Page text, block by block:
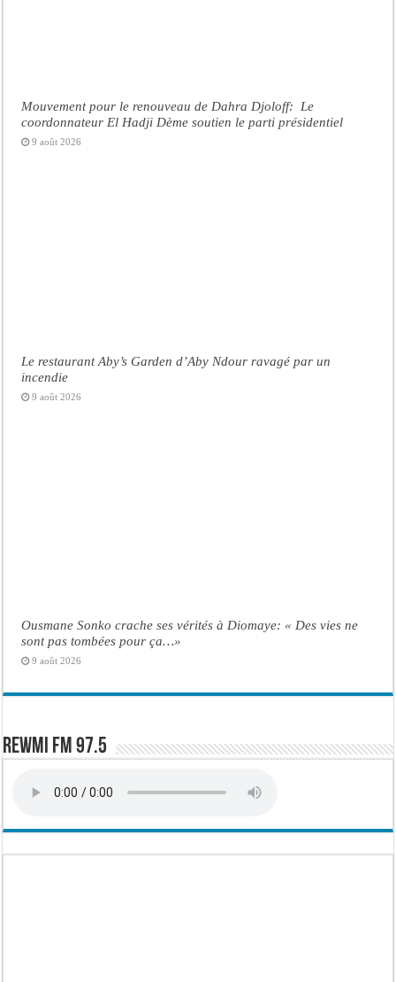
Mouvement pour le renouveau de Dahra Djoloff: Le
coordonnateur El Hadji Dème soutien le parti présidentiel
9 août 2026
Le restaurant Aby’s Garden d’Aby Ndour ravagé par un
incendie
9 août 2026
Ousmane Sonko crache ses vérités à Diomaye: « Des vies ne
sont pas tombées pour ça…»
9 août 2026
Rewmi FM 97.5